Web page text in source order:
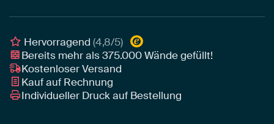
Art Heroes App
Hervorragend(4,8/5)
Bereits mehr als375.000Wände gefüllt!
Kostenloser Versand
Kauf auf Rechnung
Individueller Druck auf Bestellung